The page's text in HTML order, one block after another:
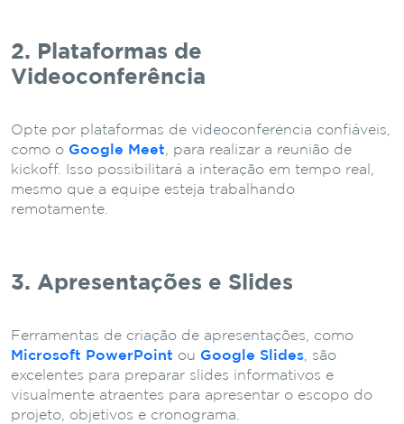
2. Plataformas de
Videoconferência
Opte por plataformas de videoconferência confiáveis,
como o Google Meet, para realizar a reunião de
kickoff. Isso possibilitará a interação em tempo real,
mesmo que a equipe esteja trabalhando
remotamente.
3. Apresentações e Slides
Ferramentas de criação de apresentações, como
Microsoft PowerPoint ou Google Slides, são
excelentes para preparar slides informativos e
visualmente atraentes para apresentar o escopo do
projeto, objetivos e cronograma.